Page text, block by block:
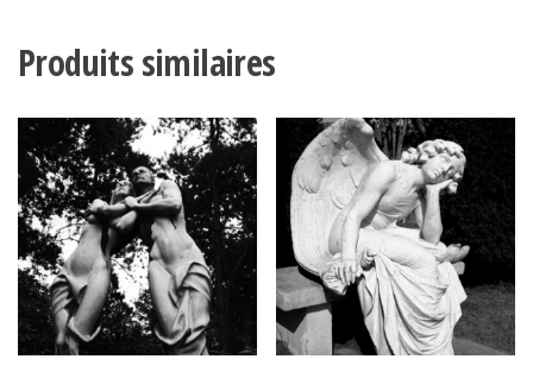
Produits similaires